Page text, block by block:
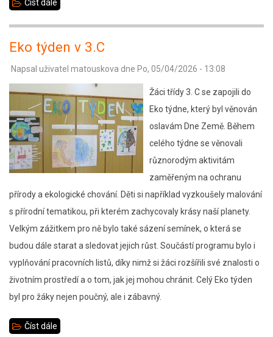
Číst dále
Eko týden v 3.C
Napsal uživatel matouskova dne Po, 05/04/2026 - 13:08
Žáci třídy 3. C se zapojili do
Eko týdne, který byl věnován
oslavám Dne Země. Během
celého týdne se věnovali
různorodým aktivitám
zaměřeným na ochranu
přírody a ekologické chování. Děti si například vyzkoušely malování
s přírodní tematikou, při kterém zachycovaly krásy naší planety.
Velkým zážitkem pro ně bylo také sázení semínek, o která se
budou dále starat a sledovat jejich růst. Součástí programu bylo i
vyplňování pracovních listů, díky nimž si žáci rozšířili své znalosti o
životním prostředí a o tom, jak jej mohou chránit. Celý Eko týden
byl pro žáky nejen poučný, ale i zábavný.
Číst dále